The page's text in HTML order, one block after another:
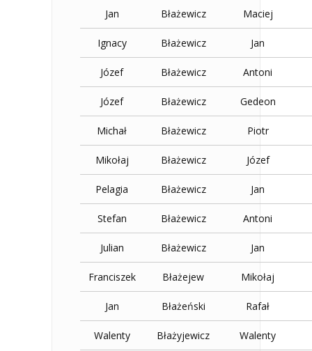
Jan Błażewicz Maciej
Ignacy Błażewicz Jan
Józef Błażewicz Antoni
Józef Błażewicz Gedeon
Michał Błażewicz Piotr
Mikołaj Błażewicz Józef
Pelagia Błażewicz Jan
Stefan Błażewicz Antoni
Julian Błażewicz Jan
Franciszek Błażejew Mikołaj
Jan Błażeński Rafał
Walenty Błażyjewicz Walenty